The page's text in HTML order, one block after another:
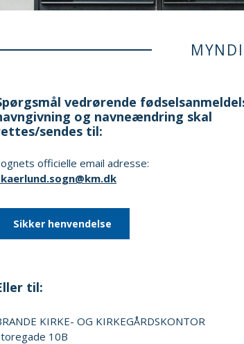
vedrørende
og navneændring skal
sendes til:
officielle email adresse:
Sikker henvendelse
til:
KIRKE- OG KIRKEGÅRDSKONTOR
10B